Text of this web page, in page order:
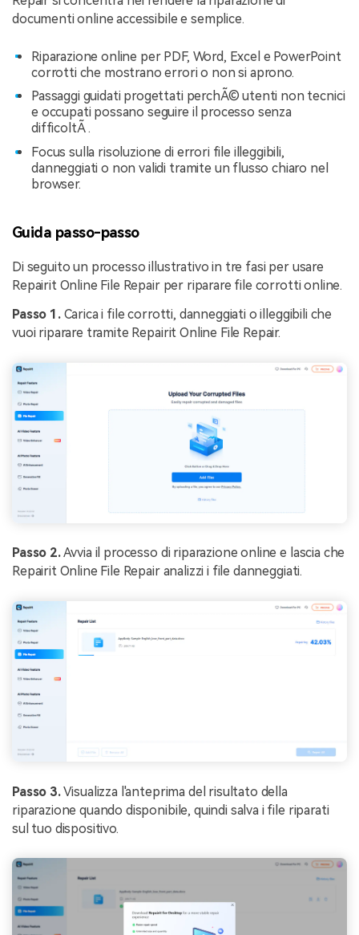
documenti online accessibile e semplice.
Riparazione online per PDF, Word, Excel e PowerPoint
corrotti che mostrano errori o non si aprono.
Passaggi guidati progettati perchÃ© utenti non tecnici
e occupati possano seguire il processo senza
difficoltÃ .
Focus sulla risoluzione di errori file illeggibili,
danneggiati o non validi tramite un flusso chiaro nel
browser.
Guida passo-passo
Di seguito un processo illustrativo in tre fasi per usare
Repairit Online File Repair per riparare file corrotti online.
Passo 1.Carica i file corrotti, danneggiati o illeggibili che
vuoi riparare tramite Repairit Online File Repair.
Passo 2.Avvia il processo di riparazione online e lascia che
Repairit Online File Repair analizzi i file danneggiati.
Passo 3.Visualizza l'anteprima del risultato della
riparazione quando disponibile, quindi salva i file riparati
sul tuo dispositivo.